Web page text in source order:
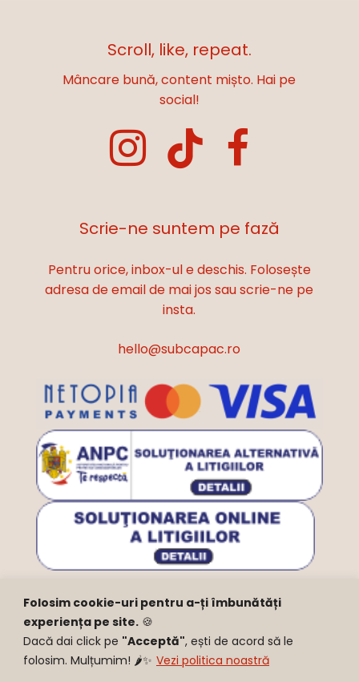
Folosim cookie-uri pentru a-ți îmbunătăți
experiența pe site. 🍪
Dacă dai click pe "Acceptă", ești de acord să le
folosim. Mulțumim! 🌶️✨ Vezi politica noastră
Scroll, like, repeat.
Mâncare bună, content mișto. Hai pe
social!
Scrie-ne suntem pe fază
Pentru orice, inbox-ul e deschis. Folosește
adresa de email de mai jos sau scrie-ne pe
insta.
hello@subcapac.ro
©2026Sub Capac